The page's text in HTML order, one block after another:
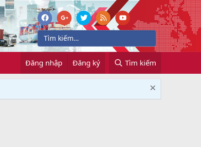
Đăng nhập Đăng ký Tìm kiếm